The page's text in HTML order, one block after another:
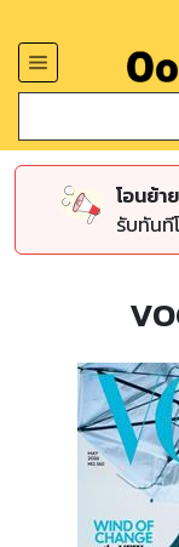
โอนย้า
รับทันที